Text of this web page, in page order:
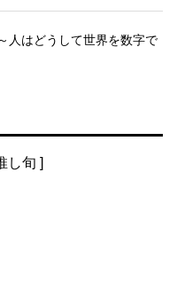
人はどうして世界を数字で
し旬 ]